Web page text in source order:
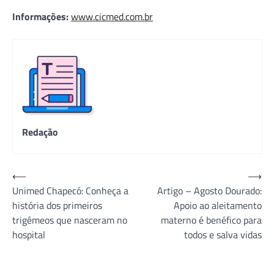
Informações:www.cicmed.com.br
Redação
Navegação
de
Post
⟵
Unimed Chapecó: Conheça a
história dos primeiros
trigêmeos que nasceram no
hospital
Artigo – Agosto Dourado:
Apoio ao aleitamento
materno é benéfico para
todos e salva vidas
⟶